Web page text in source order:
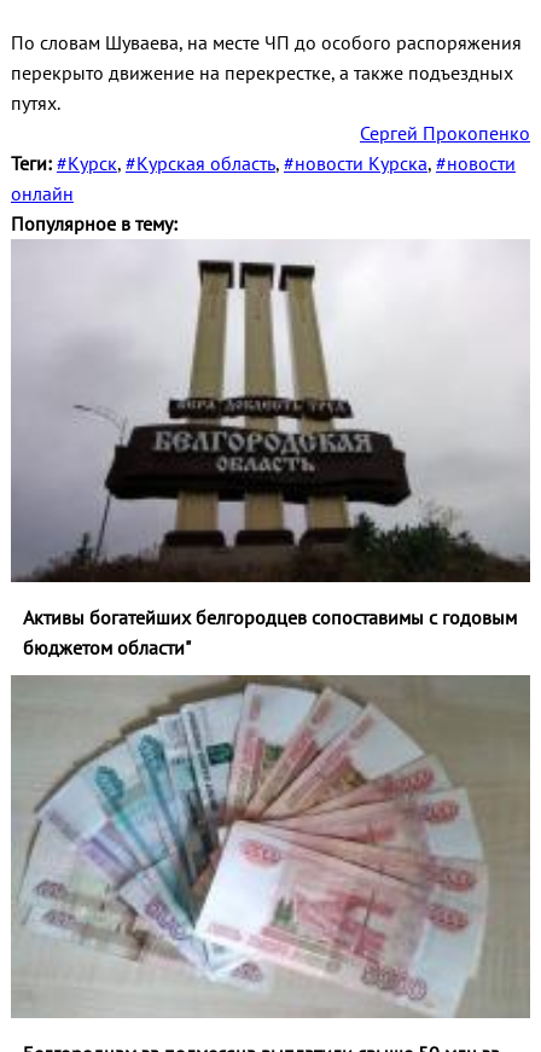
По словам Шуваева, на месте ЧП до особого распоряжения
перекрыто движение на перекрестке, а также подъездных
путях.
Сергей Прокопенко
Теги: #Курск, #Курская область, #новости Курска, #новости
онлайн
Популярное в тему:
Активы богатейших белгородцев сопоставимы с годовым
бюджетом области"